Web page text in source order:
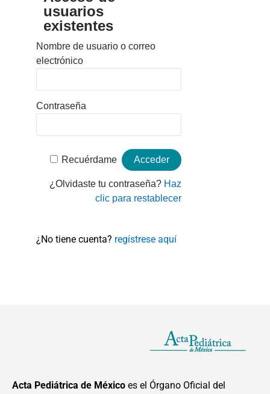
usuarios
existentes
Nombre de usuario o correo
electrónico
Contraseña
Recuérdame
¿Olvidaste tu contraseña? Haz
clic para restablecer
¿No tiene cuenta? regístrese aquí
Acta Pediátrica de México es el Órgano Oficial del